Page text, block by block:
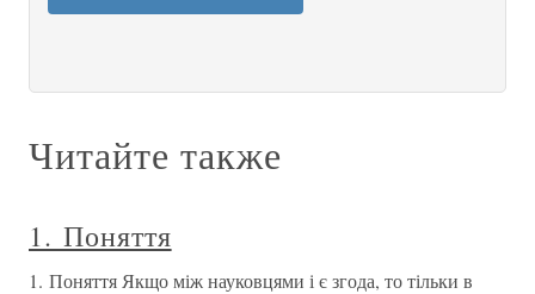
Читайте также
1. Поняття
1. Поняття Якщо між науковцями і є згода, то тільки в